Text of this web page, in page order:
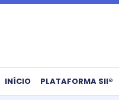
Ir
INÍCIO PLATAFORMA SII®